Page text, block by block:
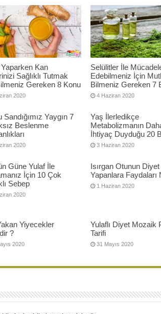
Kan
Sağlıklı Tutmak
Gereken 8 Konu
2020
Selülitler İle
Edebilmeniz İçin
Bilmeniz Gereken 7
4 Haziran 2020
Sandığımız Yaygın 7
Beslenme
2020
Yaş İlerledikçe
Metabolizmanın
İhtiyaç Duyduğu 20
3 Haziran 2020
Güne Yulaf İle
İçin 10 Çok
Sebep
2020
Isırgan Otunun Diyet
Yapanlara Faydaları
1 Haziran 2020
Yiyecekler
?
2020
Yulaflı Diyet Mozaik
Tarifi
31 Mayıs 2020